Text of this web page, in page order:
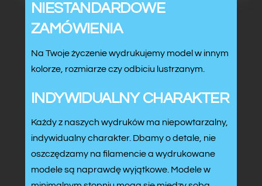
NIESTANDARDOWE
ZAMÓWIENIA
Na Twoje życzenie wydrukujemy model w innym
kolorze, rozmiarze czy odbiciu lustrzanym.
INDYWIDUALNY CHARAKTER
Każdy z naszych wydruków ma niepowtarzalny,
indywidualny charakter. Dbamy o detale, nie
oszczędzamy na filamencie a wydrukowane
modele są naprawdę wyjątkowe. Modele w